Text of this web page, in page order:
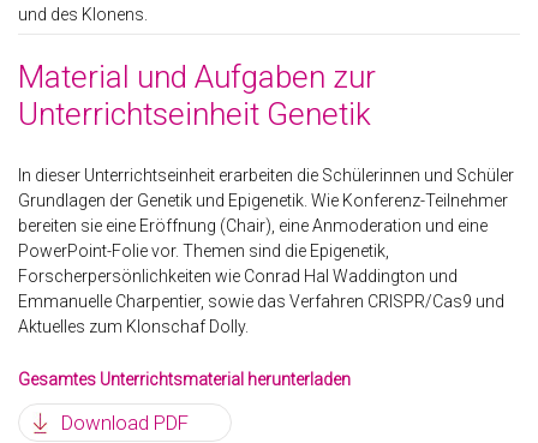
und des Klonens.
Material und Aufgaben zur
Unterrichtseinheit Genetik
In dieser Unterrichtseinheit erarbeiten die Schülerinnen und Schüler
Grundlagen der Genetik und Epigenetik. Wie Konferenz-Teilnehmer
bereiten sie eine Eröffnung (Chair), eine Anmoderation und eine
PowerPoint-Folie vor. Themen sind die Epigenetik,
Forscherpersönlichkeiten wie Conrad Hal Waddington und
Emmanuelle Charpentier, sowie das Verfahren CRISPR/Cas9 und
Aktuelles zum Klonschaf Dolly.
Gesamtes Unterrichtsmaterial herunterladen
Download PDF